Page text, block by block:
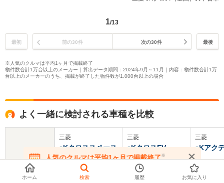
1/13
最初 前の30件 次の30件 最後
※人気のクルマは平均1ヶ月で掲載終了
物件数合計1万台以上のメーカー｜算出データ期間：2024年9月～11月｜内容：物件数合計1万
台以上のメーカーのうち、掲載が終了した物件数が1,000台以上の場合
よく一緒に検討される車種を比較
基本情報
三菱
eKクロススペース
三菱
eKクロスEV
三菱
eKアク
人気のクルマは平均1ヶ月で掲載終了※
在庫が無くなる前にお問い合わせください
ホーム 検索 履歴 お気に入り